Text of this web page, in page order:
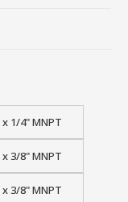
1/4" MNPT
3/8" MNPT
3/8" MNPT